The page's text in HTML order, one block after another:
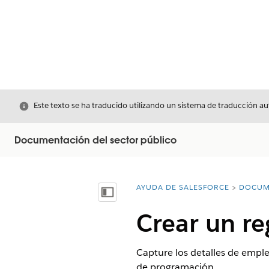
Cerrar
Este texto se ha traducido utilizando un sistema de traducción
Documentación del sector público
Mostrar índice de materias
Usted está aquí:
AYUDA DE SALESFORCE
Crear un
Capture los detalles de